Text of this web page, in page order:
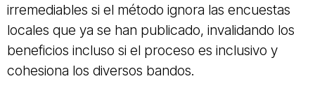
irremediables si el método ignora las encuestas
locales que ya se han publicado, invalidando los
beneficios incluso si el proceso es inclusivo y
cohesiona los diversos bandos.